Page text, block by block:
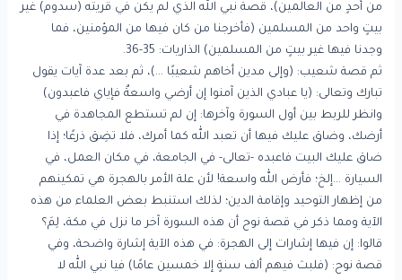
من أحدٍ من العالمين)، قصة نبي الله الذي لم يكن في قريته (سدوم) غير
بيتٍ واحد من المسلمين (فأخرجنا من كان فيها من المؤمنين، فما
وجدنا فيها غير بيتٍ من المسلمين) الذاريات: 35-36.
ثم قصة شعيب: (وإلى مدين أخاهم شعيبًا …)، ثم بعد عدة آيات يقول
تبارك وتعالى: (يا عبادي الذين آمنوا إن أرضي واسعةٌ فإياي فاعبدون)
وانظر للربط بين أول السورة وآخرها: إن لم تستطع المجاهدة في
أرضك، وضاق عليك فيها أن تعبد الله كما أمرك، فلا تضِق ذرعًا؛ إذا
ضاق عليك البيت فاعبده -تعالى- في الجامعة، في مكان العمل، في
السيارة …إلخ؛ فأرض الله واسعة! لأن علة الأمر بالهجرة هي تمكينهم
من إظهار التوحيد وإقامة الدين؛ لذلك استنبط بعض العلماء من هذه
الآية ومما ذكر في قصة نوح أن هذه السورة آخر ما نزل في مكة، لِمَ؟
قالوا: إن فيها إشارات إلى الهجرة: في هذه الآية إشارة واضحة، وفي
قصة نوح: (فلبث فيهم ألف سنةٍ إلا خمسين عامًا) فيا نبي الله لا